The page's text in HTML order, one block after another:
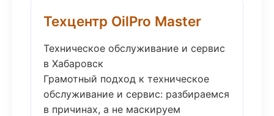
Техцентр OilPro Master
Техническое обслуживание и сервис
в Хабаровск
Грамотный подход к техническое
обслуживание и сервис: разбираемся
в причинах, а не маскируем